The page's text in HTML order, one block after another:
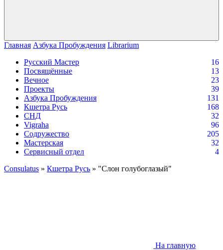
Главная Азбука Пробуждения Librarium
Русский Мастер
16
Посвящённые
13
Вечное
23
Проекты
39
Азбука Пробуждения
131
Кшетра Русь
168
СНД
32
Vigraha
96
Содружество
205
Мастерская
32
Сервисный отдел
4
Consulatus » Кшетра Русь » "Слон голубоглазый"
На главную